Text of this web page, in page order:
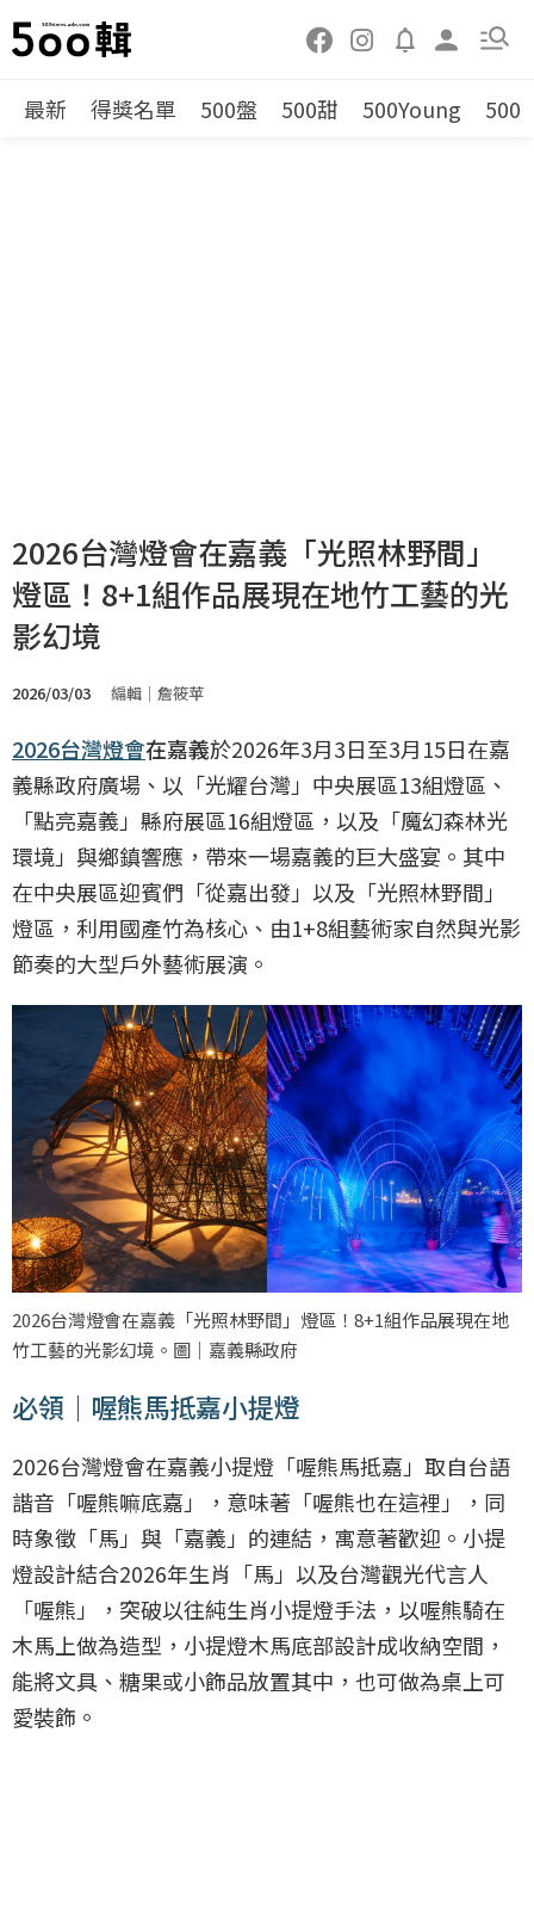
最新 得獎名單 500盤 500甜 500Young 500
2026台灣燈會在嘉義「光照林野間」
燈區！8+1組作品展現在地竹工藝的光
影幻境
2026/03/03 編輯｜詹筱苹
2026台灣燈會在嘉義於2026年3月3日至3月15日在嘉
義縣政府廣場、以「光耀台灣」中央展區13組燈區、
「點亮嘉義」縣府展區16組燈區，以及「魔幻森林光
環境」與鄉鎮響應，帶來一場嘉義的巨大盛宴。其中
在中央展區迎賓們「從嘉出發」以及「光照林野間」
燈區，利用國產竹為核心、由1+8組藝術家自然與光影
節奏的大型戶外藝術展演。
2026台灣燈會在嘉義「光照林野間」燈區！8+1組作品展現在地
竹工藝的光影幻境。圖｜嘉義縣政府
必領｜喔熊馬抵嘉小提燈
2026台灣燈會在嘉義小提燈「喔熊馬抵嘉」取自台語
諧音「喔熊嘛底嘉」，意味著「喔熊也在這裡」，同
時象徵「馬」與「嘉義」的連結，寓意著歡迎。小提
燈設計結合2026年生肖「馬」以及台灣觀光代言人
「喔熊」，突破以往純生肖小提燈手法，以喔熊騎在
木馬上做為造型，小提燈木馬底部設計成收納空間，
能將文具、糖果或小飾品放置其中，也可做為桌上可
愛裝飾。